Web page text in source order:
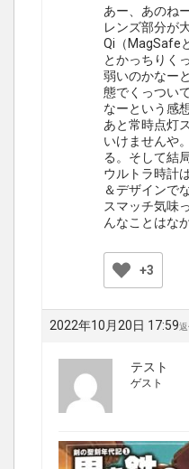
あー、あのね
レンズ部分が
Qi（MagSafe
とかっちりく
弱いのかなー
態でくっつい
なーという感想
あと常時点灯
いけませんや
る。そして結
ウルトラ時計
＆デザインで
スマッチ気味
んなことはな
+3
2022年10月20日 17:59
テスト
ゲスト